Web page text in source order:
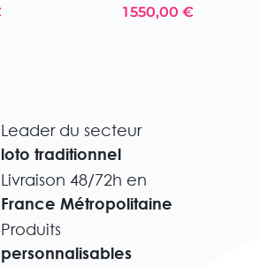
1 550,00 €
Leader du secteur
loto traditionnel
Livraison 48/72h en
France Métropolitaine
Produits
personnalisables